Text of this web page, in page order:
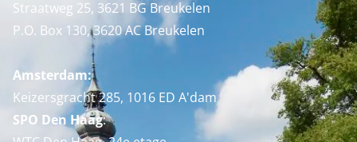
Straatweg 25, 3621 BG Breukelen
P.O. Box 130, 3620 AC Breukelen
Amsterdam:
Keizersgracht 285, 1016 ED A'dam
SPO Den Haag: